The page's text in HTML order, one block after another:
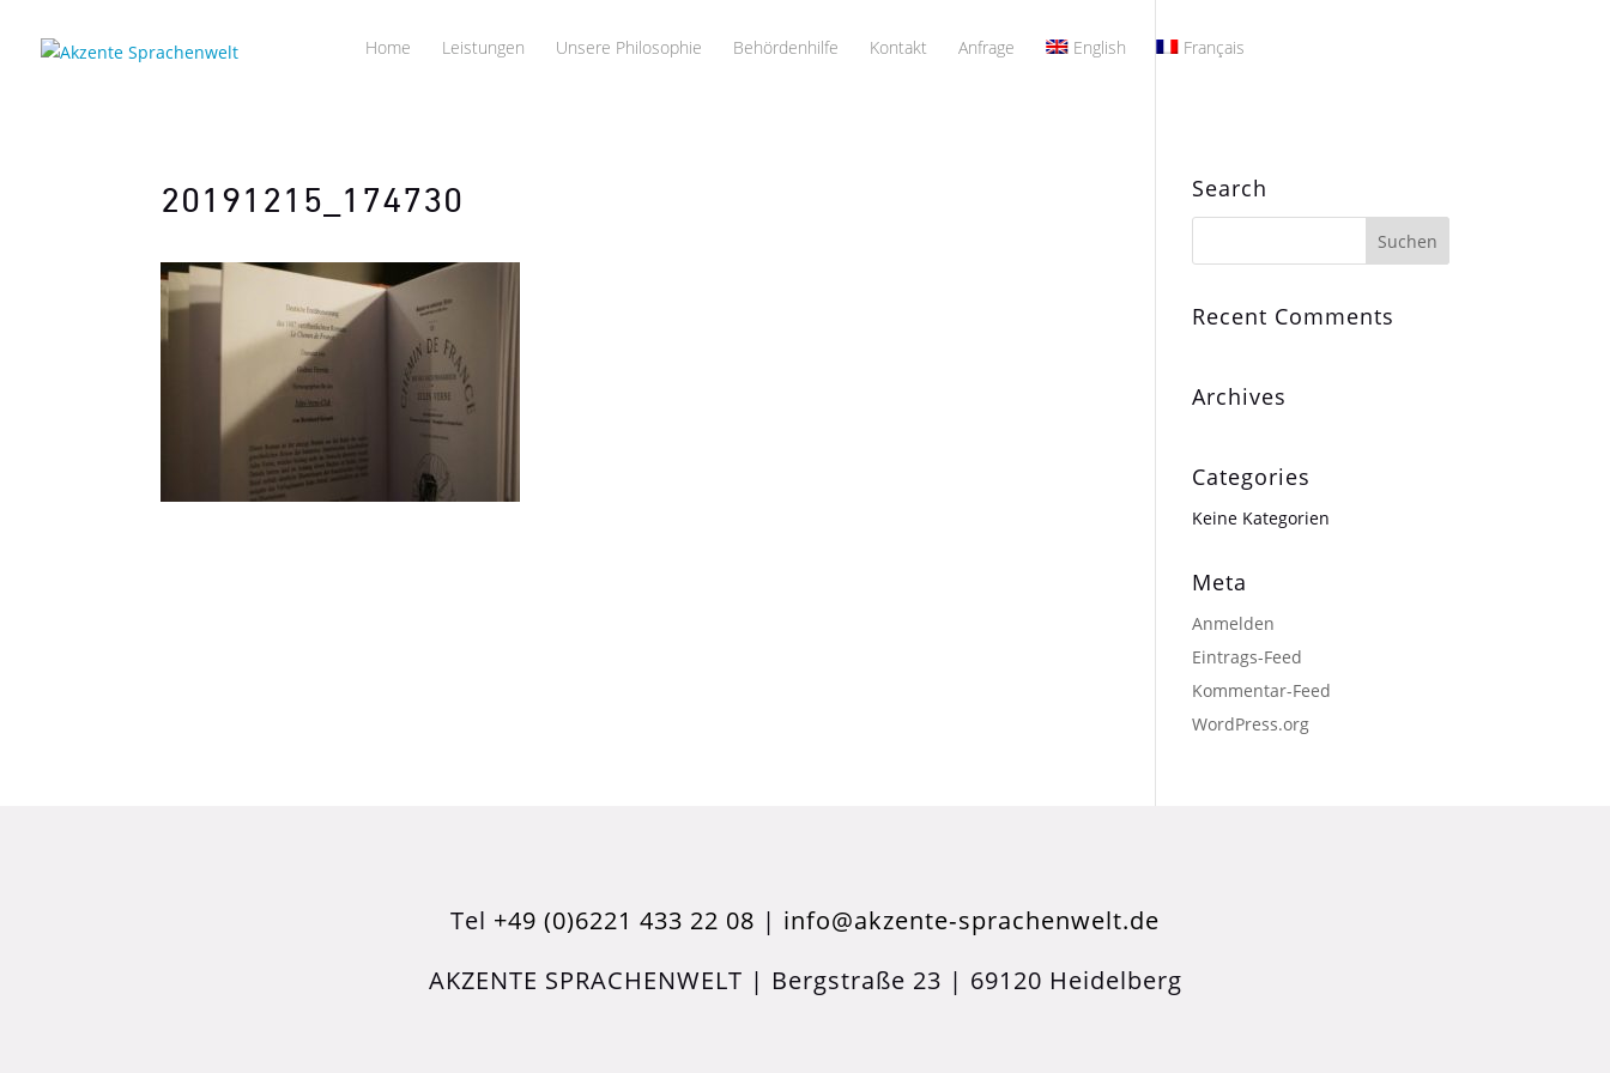
Home Leistungen Unsere Philosophie Behördenhilfe Kontakt Anfrage English Français
20191215_174730 Search
Recent Comments
Archives
Categories
Keine Kategorien
Meta
Anmelden
Eintrags-Feed
Kommentar-Feed
WordPress.org
Tel +49 (0)6221 433 22 08 | info@akzente‑sprachenwelt.de
AKZENTE SPRACHENWELT | Bergstraße 23 | 69120 Heidelberg